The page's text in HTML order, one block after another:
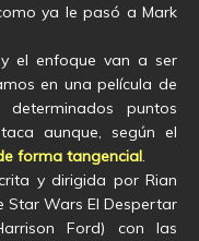
ya le pasó a Mark
el enfoque van a ser
en una película de
puntos
aunque, según el
forma tangencial.
y dirigida por Rian
Star Wars El Despertar
Ford) con las